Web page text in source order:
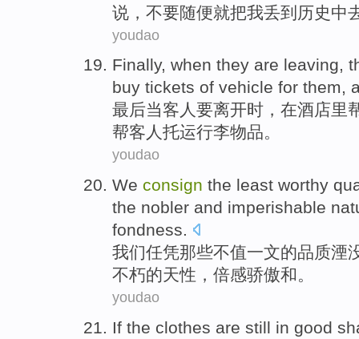
说 ，不要随便就把我丢到历史中
youdao
Finally, when they are leaving,
buy tickets of vehicle for them,
最后当客人 要离开时，在酒店里
帮客人托运行李物品。
youdao
We consign the least worthy
the nobler and imperishable
fondness.
我们任凭那些不值一文的品质湮
不朽的天性 ， 倍感骄傲和。
youdao
If the clothes are still in good